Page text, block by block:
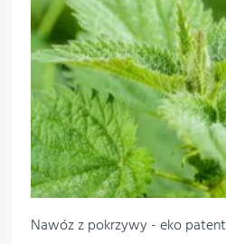
Nawóz z pokrzywy - eko patent